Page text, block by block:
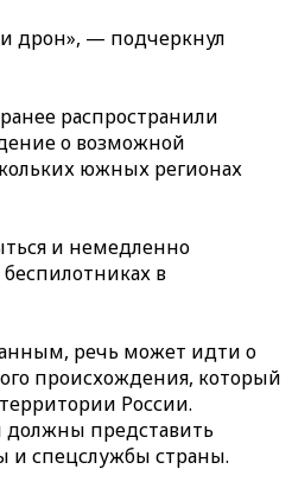
дрон», — подчеркнул
распространили
о возможной
южных регионах
и немедленно
в
речь может идти о
происхождения, который
России.
представить
и спецслужбы страны.